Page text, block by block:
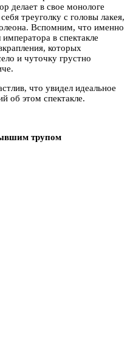
делает в свое монологе
треуголку с головы лакея,
Вспомним, что именно
в спектакле
которых
и чуточку грустно
что увидел идеальное
об этом спектакле.
трупом